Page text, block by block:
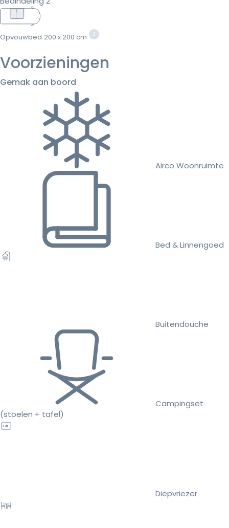
Opvouwbed 200 x 200 cm
Voorzieningen
Gemak aan boord
Airco Woonruimte
Bed & Linnengoed
Buitendouche
Campingset
(stoelen + tafel)
Diepvriezer